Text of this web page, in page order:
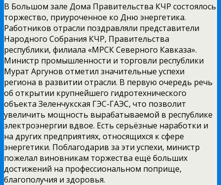
В Большом зале Дома Правительства КЧР состоялось
торжество, приуроченное ко Дню энергетика.
Работников отрасли поздравляли представители
Народного Собрания КЧР, Правительства
республики, филиала «МРСК Северного Кавказа».
Министр промышленности и торговли республики
Мурат Аргунов отметил значительные успехи
региона в развитии отрасли. В первую очередь речь
об открытии крупнейшего гидротехнического
объекта Зеленчукская ГЭС-ГАЭС, что позволит
увеличить мощность вырабатываемой в республике
электроэнергии вдвое. Есть серьёзные наработки и
на других предприятиях, относящихся к сфере
энергетики. Поблагодарив за эти успехи, министр
пожелал виновникам торжества ещё больших
достижений на профессиональном поприще,
благополучия и здоровья.